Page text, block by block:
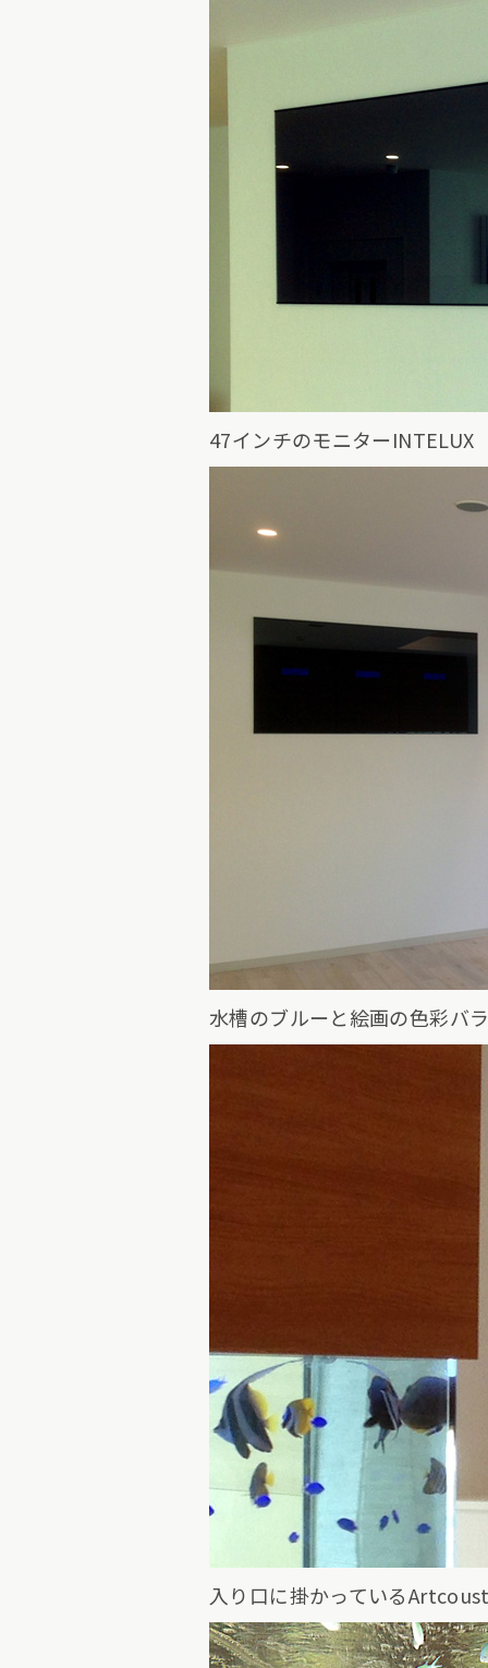
47インチのモニター
水槽のブルーと絵画の色彩バ
入り口に掛かっている